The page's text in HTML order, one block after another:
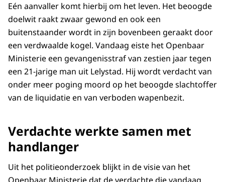
Eén aanvaller komt hierbij om het leven. Het beoogde
doelwit raakt zwaar gewond en ook een
buitenstaander wordt in zijn bovenbeen geraakt door
een verdwaalde kogel. Vandaag eiste het Openbaar
Ministerie een gevangenisstraf van zestien jaar tegen
een 21-jarige man uit Lelystad. Hij wordt verdacht van
onder meer poging moord op het beoogde slachtoffer
van de liquidatie en van verboden wapenbezit.
Verdachte werkte samen met
handlanger
Uit het politieonderzoek blijkt in de visie van het